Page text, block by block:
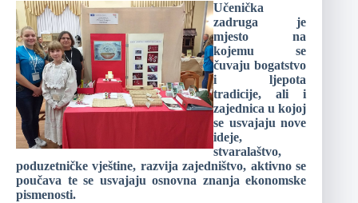
Učenička
zadruga je
mjesto na
kojemu se
čuvaju bogatstvo
i ljepota
tradicije, ali i
zajednica u kojoj
se usvajaju nove
ideje,
stvaralaštvo,
poduzetničke vještine, razvija zajedništvo, aktivno se
poučava te se usvajaju osnovna znanja ekonomske
pismenosti.